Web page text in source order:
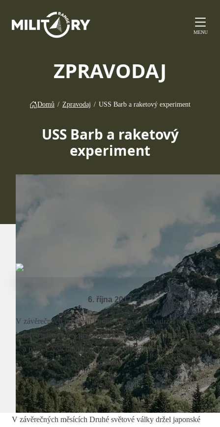
MENU
ZPRAVODAJ
Domů / Zpravodaj / USS Barb a raketový experiment
USS Barb a raketový
experiment
6. října 2017
V závěrečných měsících Druhé světové války držel japonské
loďstvo a letectvo v přístavech a na letištích nedostatek mužů
a paliva. Všichni japonci očekávali brzkou obojživelnou
invazi...
V závěrečných měsících Druhé světové války držel japonské